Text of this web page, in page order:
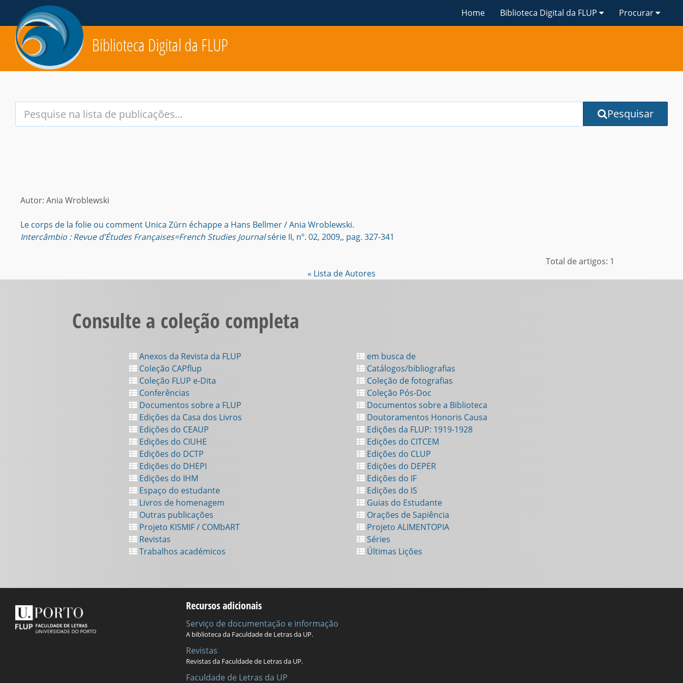
Home Biblioteca Digital da FLUP Procurar
Biblioteca Digital da FLUP
Search
Terms:
Pesquisar
Autor: Ania Wroblewski
Le corps de la folie ou comment Unica Zürn échappe a Hans Bellmer / Ania Wroblewski.
Intercâmbio : Revue d’Études Françaises=French Studies Journalsérie II, nº. 02, 2009,, pag. 327-341
Total de artigos: 1
« Lista de Autores
Consulte a coleção completa
Anexos da Revista da FLUP
Coleção CAPflup
Coleção FLUP e-Dita
Conferências
Documentos sobre a FLUP
Edições da Casa dos Livros
Edições do CEAUP
Edições do CIUHE
Edições do DCTP
Edições do DHEPI
Edições do IHM
Espaço do estudante
Livros de homenagem
Outras publicações
Projeto KISMIF / COMbART
Revistas
Trabalhos académicos
em busca de
Catálogos/bibliografias
Coleção de fotografias
Coleção Pós-Doc
Documentos sobre a Biblioteca
Doutoramentos Honoris Causa
Edições da FLUP: 1919-1928
Edições do CITCEM
Edições do CLUP
Edições do DEPER
Edições do IF
Edições do IS
Guias do Estudante
Orações de Sapiência
Projeto ALIMENTOPIA
Séries
Últimas Lições
Recursos adicionais
Serviço de documentação e informação
A biblioteca da Faculdade de Letras da UP.
Revistas
Revistas da Faculdade de Letras da UP.
Faculdade de Letras da UP